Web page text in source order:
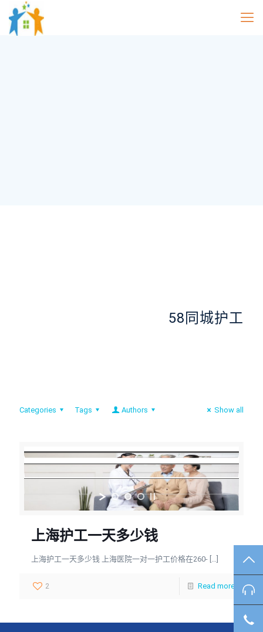
58同城护工
Categories Tags Authors Show all
上海护工一天多少钱
上海护工一天多少钱 上海医院一对一护工价格在260- […]
2 Read more 咨
客